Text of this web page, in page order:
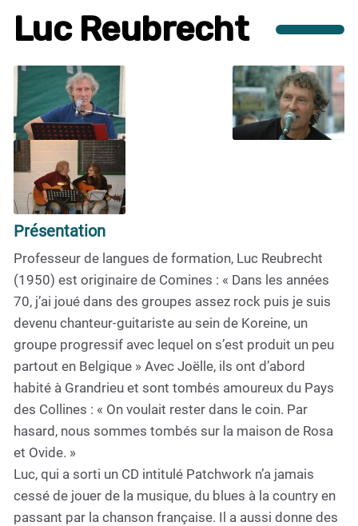
Luc Reubrecht
Présentation
Professeur de langues de formation, Luc Reubrecht
(1950) est originaire de Comines : « Dans les années
70, j’ai joué dans des groupes assez rock puis je suis
devenu chanteur-guitariste au sein de Koreine, un
groupe progressif avec lequel on s’est produit un peu
partout en Belgique » Avec Joëlle, ils ont d’abord
habité à Grandrieu et sont tombés amoureux du Pays
des Collines : « On voulait rester dans le coin. Par
hasard, nous sommes tombés sur la maison de Rosa
et Ovide. »
Luc, qui a sorti un CD intitulé Patchwork n’a jamais
cessé de jouer de la musique, du blues à la country en
passant par la chanson française. Il a aussi donne des